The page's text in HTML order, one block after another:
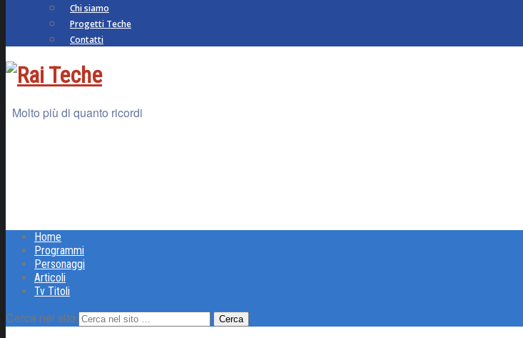
Chi siamo
Progetti Teche
Contatti
Molto più di quanto ricordi
Home
Programmi
Personaggi
Articoli
Tv Titoli
Cerca nel sito